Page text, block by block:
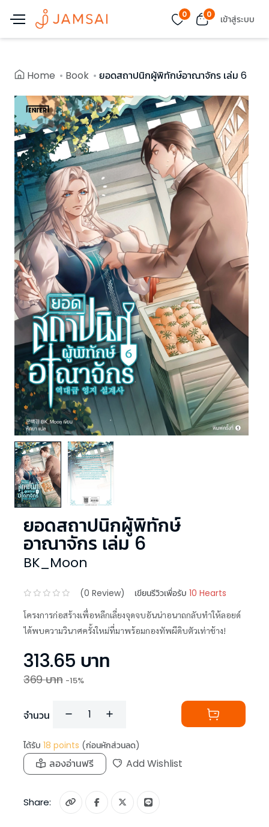
0 0 เข้าสู่ระบบ
Home Book ยอดสถาปนิกผู้พิทักษ์อาณาจักร เล่ม 6
ยอดสถาปนิกผู้พิทักษ์
อาณาจักร เล่ม 6
BK_Moon
(0 Review) เขียนรีวิวเพื่อรับ 10 Hearts
โครงการก่อสร้างเพื่อหลีกเลี่ยงจุดจบอันน่าอนาถกลับทำให้ลอยด์
ได้พบความวินาศครั้งใหม่ที่มาพร้อมกองทัพผีดิบตัวเท่าช้าง!
313.65 บาท
369บาท -15%
จำนวน
ได้รับ 18 points (ก่อนหักส่วนลด)
ลองอ่านฟรี Add Wishlist
Share: